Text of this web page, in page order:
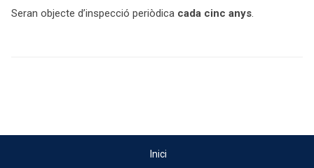
Seran objecte d’inspecció periòdica cada cinc anys.
Inici